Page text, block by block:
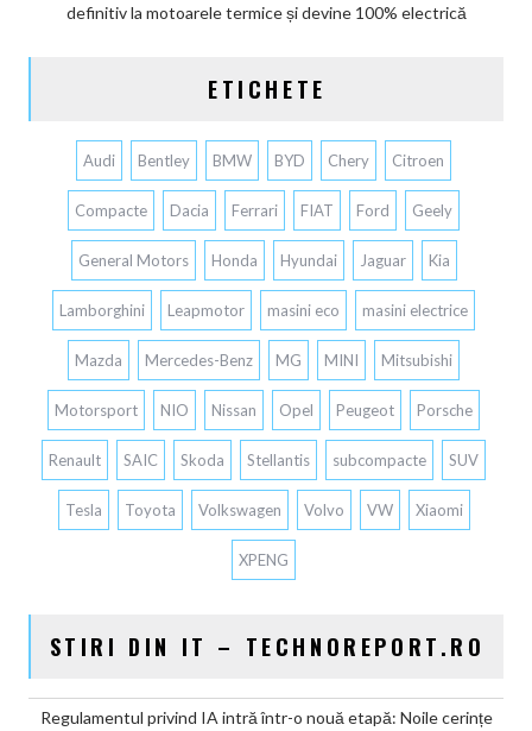
definitiv la motoarele termice și devine 100% electrică
ETICHETE
Audi Bentley BMW BYD Chery Citroen
Compacte Dacia Ferrari FIAT Ford Geely
General Motors Honda Hyundai Jaguar Kia
Lamborghini Leapmotor masini eco masini electrice
Mazda Mercedes-Benz MG MINI Mitsubishi
Motorsport NIO Nissan Opel Peugeot Porsche
Renault SAIC Skoda Stellantis subcompacte SUV
Tesla Toyota Volkswagen Volvo VW Xiaomi
XPENG
STIRI DIN IT – TECHNOREPORT.RO
Regulamentul privind IA intră într-o nouă etapă: Noile cerințe